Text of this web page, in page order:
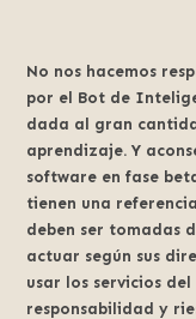
No nos hacemos
por el Bot de
dada al gran
aprendizaje. Y
software en fase
tienen una
deben ser tomadas
actuar según sus
usar los servicios
responsabilidad y